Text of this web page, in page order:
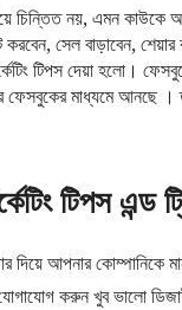
চিন্তিত নয়, এমন কাউকে
করবেন, সেল বাড়াবেন,
টিপস দেয়া হলো।
মাধ্যমে আনছে ।
টিপস এন্ড
দিয়ে আপনার
করুন খুব ভালো